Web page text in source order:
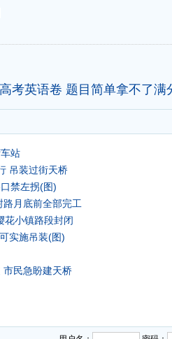
考英语卷 题目简单拿不了满
站
吊装过街天桥
禁左拐(图)
月底前全部完工
花小镇路段封闭
实施吊装(图)
市民急盼建天桥